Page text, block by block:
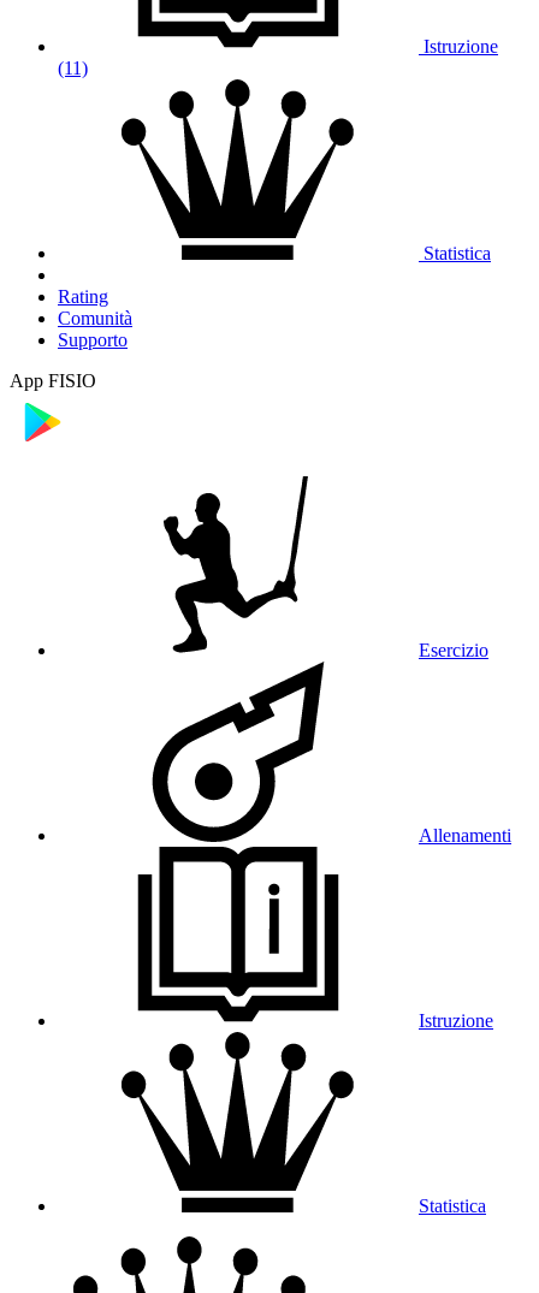
Istruzione
(11)
Statistica
Rating
Comunità
Supporto
App FISIO
Esercizio
Allenamenti
Istruzione
Statistica